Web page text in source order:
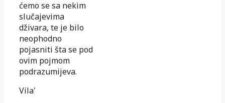
ćemo se sa nekim
slučajevima
dživara, te je bilo
neophodno
pojasniti šta se pod
ovim pojmom
podrazumijeva.
Vila'